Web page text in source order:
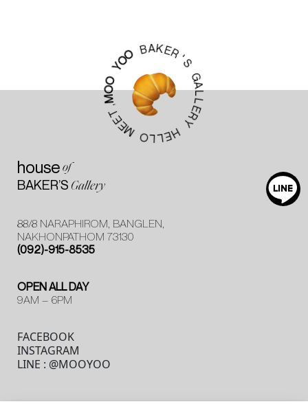
house of
BAKER’S Gallery
88/8 NARAPHIROM, BANGLEN,
NAKHONPATHOM 73130
(092)-915-8535
M
O
O
Y
O
O BAKER'S
G
A
L
L
E
R
Y
H
E
L
L
O
M
E
E
T
,
FACEBOOK
INSTAGRAM
LINE : @MOOYOO
OPEN ALL DAY
9AM – 6PM